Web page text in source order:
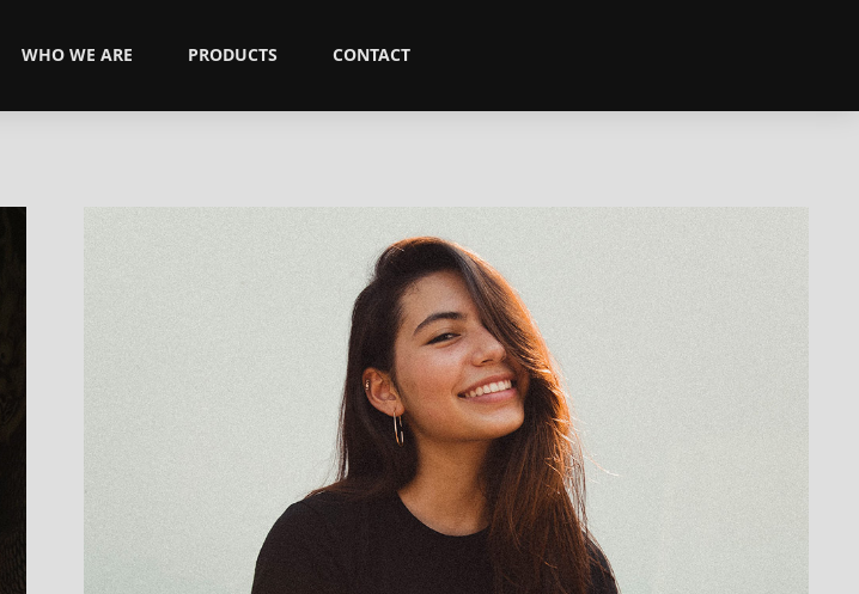
WHO WE ARE PRODUCTS CONTACT